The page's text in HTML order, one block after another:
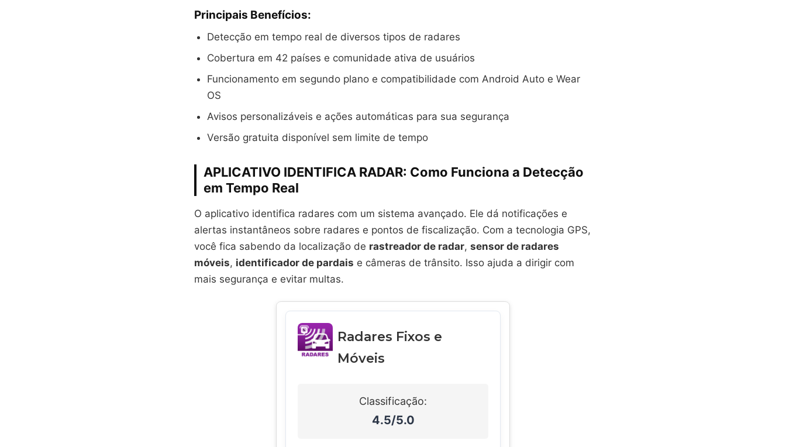
Principais Benefícios:
Detecção em tempo real de diversos tipos de radares
Cobertura em 42 países e comunidade ativa de usuários
Funcionamento em segundo plano e compatibilidade com Android Auto e Wear
OS
Avisos personalizáveis e ações automáticas para sua segurança
Versão gratuita disponível sem limite de tempo
APLICATIVO IDENTIFICA RADAR: Como Funciona a Detecção
em Tempo Real
O aplicativo identifica radares com um sistema avançado. Ele dá notificações e
alertas instantâneos sobre radares e pontos de fiscalização. Com a tecnologia GPS,
você fica sabendo da localização de rastreador de radar, sensor de radares
móveis, identificador de pardais e câmeras de trânsito. Isso ajuda a dirigir com
mais segurança e evitar multas.
Radares Fixos e
Móveis
Classificação:
4.5/5.0